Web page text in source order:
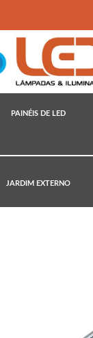
PAINÉIS DE LED
JARDIM EXTERNO